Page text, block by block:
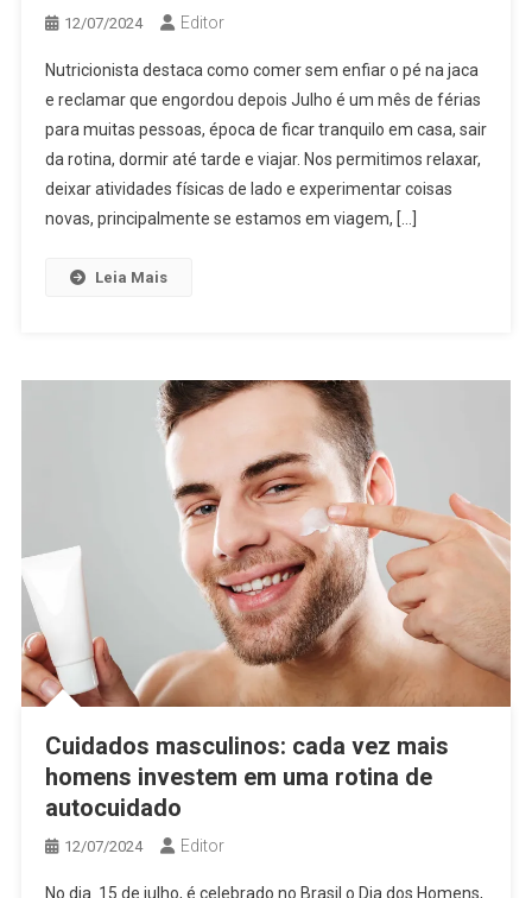
12/07/2024 Editor
Nutricionista destaca como comer sem enfiar o pé na jaca
e reclamar que engordou depois Julho é um mês de férias
para muitas pessoas, época de ficar tranquilo em casa, sair
da rotina, dormir até tarde e viajar. Nos permitimos relaxar,
deixar atividades físicas de lado e experimentar coisas
novas, principalmente se estamos em viagem, […]
Leia Mais
Cuidados masculinos: cada vez mais
homens investem em uma rotina de
autocuidado
12/07/2024 Editor
No dia 15 de julho, é celebrado no Brasil o Dia dos Homens,